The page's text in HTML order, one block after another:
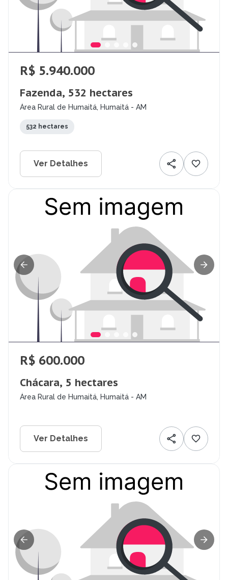
R$ 5.940.000
Fazenda, 532 hectares
Área Rural de Humaitá, Humaitá - AM
532 hectares
Ver Detalhes
R$ 600.000
Chácara, 5 hectares
Área Rural de Humaitá, Humaitá - AM
Ver Detalhes